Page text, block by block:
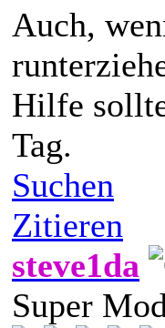
Auch,
Hilfe
Tag.
Suchen
Zitieren
steve1da
Super